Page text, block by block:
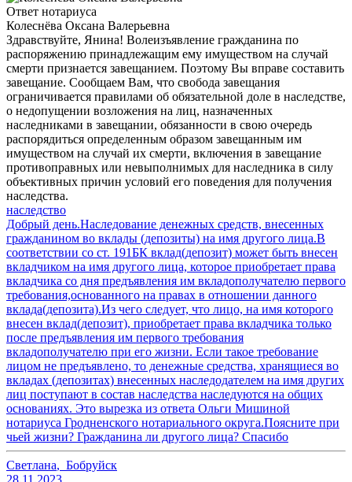
Ответ нотариуса
Колеснёва Оксана Валерьевна
Здравствуйте, Янина! Волеизъявление гражданина по
распоряжению принадлежащим ему имуществом на случай
смерти признается завещанием. Поэтому Вы вправе составить
завещание. Сообщаем Вам, что свобода завещания
ограничивается правилами об обязательной доле в наследстве,
о недопущении возложения на лиц, назначенных
наследниками в завещании, обязанности в свою очередь
распорядиться определенным образом завещанным им
имуществом на случай их смерти, включения в завещание
противоправных или невыполнимых для наследника в силу
объективных причин условий его поведения для получения
наследства.
наследство
Добрый день.Наследование денежных средств, внесенных
гражданином во вклады (депозиты) на имя другого лица.В
соответствии со ст. 191БК вклад(депозит) может быть внесен
вкладчиком на имя другого лица, которое приобретает права
вкладчика со дня предъявления им вкладополучателю первого
требования,основанного на правах в отношении данного
вклада(депозита).Из чего следует, что лицо, на имя которого
внесен вклад(депозит), приобретает права вкладчика только
после предъявления им первого требования
вкладополучателю при его жизни. Если такое требование
лицом не предъявлено, то денежные средства, хранящиеся во
вкладах (депозитах) внесенных наследодателем на имя других
лиц поступают в состав наследства наследуются на общих
основаниях. Это вырезка из ответа Ольги Мишиной
нотариуса Гродненского нотариального округа.Поясните при
чьей жизни? Гражданина ли другого лица? Спасибо
Светлана, Бобруйск